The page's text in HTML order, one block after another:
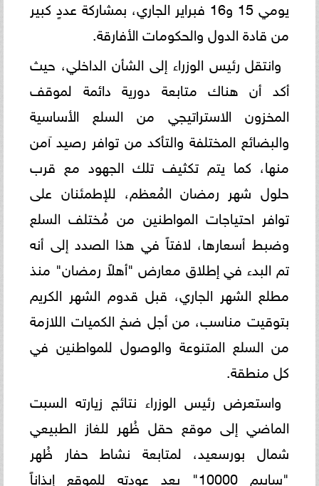
يومي 15 و16 فبراير الجاري، بمشاركة عددٍ كبير
من قادة الدول والحكومات الأفارقة.
وانتقل رئيس الوزراء إلى الشأن الداخلي، حيث
أكد أن هناك متابعة دورية دائمة لموقف
المخزون الاستراتيجي من السلع الأساسية
والبضائع المختلفة والتأكد من توافر رصيد آمن
منها، كما يتم تكثيف تلك الجهود مع قرب
حلول شهر رمضان المُعظم، للإطمئنان على
توافر احتياجات المواطنين من مُختلف السلع
وضبط أسعارها، لافتاً في هذا الصدد إلى أنه
تم البدء في إطلاق معارض "أهلاً رمضان" منذ
مطلع الشهر الجاري، قبل قدوم الشهر الكريم
بتوقيت مناسب، من أجل ضخ الكميات اللازمة
من السلع المتنوعة والوصول للمواطنين في
كل منطقة.
واستعرض رئيس الوزراء نتائج زيارته السبت
الماضي إلى موقع حقل ظُهر للغاز الطبيعي
شمال بورسعيد، لمتابعة نشاط حفار ظُهر
"سايبم 10000" بعد عودته للموقع إيذاناً